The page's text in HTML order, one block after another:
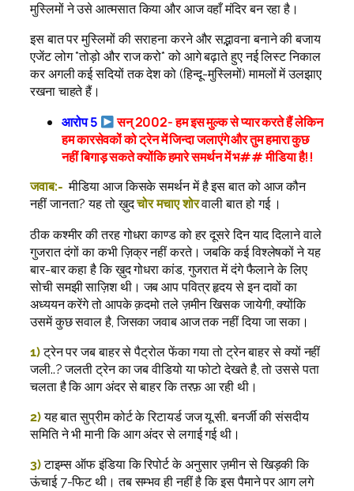
मुस्लिमों ने उसे आत्मसात किया और आज वहाँ मंदिर बन रहा है।
इस बात पर मुस्लिमों की सराहना करने और सद्भावना बनाने की बजाय
एजेंट लोग *तोड़ो और राज करो* को आगे बढ़ाते हुए नई लिस्ट निकाल
कर अगली कई सदियों तक देश को (हिन्दू-मुस्लिमों) मामलों में उलझाए
रखना चाहते हैं।
आरोप 5
सन् 2002- हम इस मुल्क से प्यार करते हैं लेकिन
हम कारसेवकों को ट्रेन में जिन्दा जलाएंगे और तुम हमारा कुछ
नहीं बिगाड़ सकते क्योंकि हमारे समर्थन में भ## मीडिया है!!
जवाब:- मीडिया आज किसके समर्थन में है इस बात को आज कौन
नहीं जानता? यह तो ख़ुदचोर मचाए शोर वाली बात हो गई ।
ठीक कश्मीर की तरह गोधरा काण्ड को हर दूसरे दिन याद दिलाने वाले
गुजरात दंगों का कभी ज़िक्र नहीं करते। जबकि कई विश्लेषकों ने यह
बार-बार कहा है कि ख़ुद गोधरा कांड, गुजरात में दंगे फैलाने के लिए
सोची समझी साज़िश थी। जब आप पवित्र हृदय से इन दावों का
अध्ययन करेंगे तो आपके क़दमो तले ज़मीन खिसक जायेगी, क्योंकि
उसमें कुछ सवाल है, जिसका जवाब आज तक नहीं दिया जा सका।
1)ट्रेन पर जब बाहर से पैट्रोल फेंका गया तो ट्रेन बाहर से क्यों नहीं
जली..? जलती ट्रेन का जब वीडियो या फोटो देखते है, तो उससे पता
चलता है कि आग अंदर से बाहर कि तरफ़ आ रही थी।
2)यह बात सुप्रीम कोर्ट के रिटायर्ड जज यू.सी. बनर्जी की संसदीय
समिति ने भी मानी कि आग अंदर से लगाई गई थी।
3)टाइम्स ऑफ इंडिया कि रिपोर्ट के अनुसार ज़मीन से खिड़की कि
ऊंचाई 7-फिट थी। तब सम्भव ही नहीं है कि इस पैमाने पर आग लगे